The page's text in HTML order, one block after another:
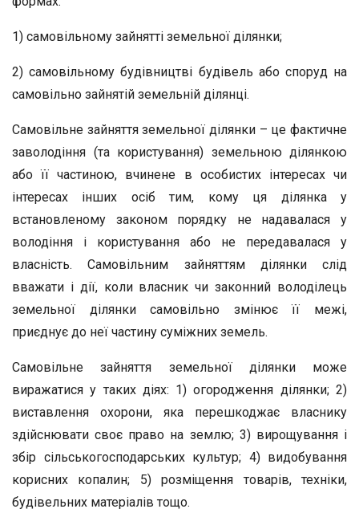
1) самовільному зайнятті земельної ділянки;
2) самовільному будівництві будівель або споруд на
самовільно зайнятій земельній ділянці.
Самовільне зайняття земельної ділянки – це фактичне
заволодіння (та користування) земельною ділянкою
або її частиною, вчинене в особистих інтересах чи
інтересах інших осіб тим, кому ця ділянка у
встановленому законом порядку не надавалася у
володіння і користування або не передавалася у
власність. Самовільним зайняттям ділянки слід
вважати і дії, коли власник чи законний володілець
земельної ділянки самовільно змінює її межі,
приєднує до неї частину суміжних земель.
Самовільне зайняття земельної ділянки може
виражатися у таких діях: 1) огородження ділянки; 2)
виставлення охорони, яка перешкоджає власнику
здійснювати своє право на землю; 3) вирощування і
збір сільськогосподарських культур; 4) видобування
корисних копалин; 5) розміщення товарів, техніки,
будівельних матеріалів тощо.